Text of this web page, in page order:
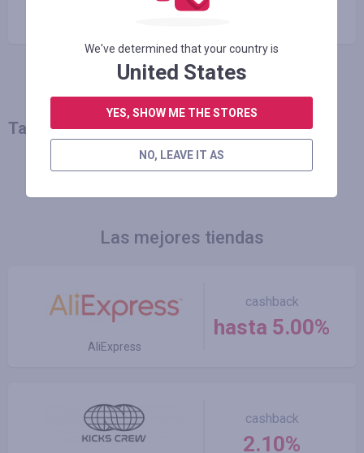
Copiar el enlace
También le puede interesar
Las mejores tiendas
AliExpress
cashback
hasta 5.00%
cashback
2.10%
We've determined that your country is
United States
YES, SHOW ME THE STORES
NO, LEAVE IT AS